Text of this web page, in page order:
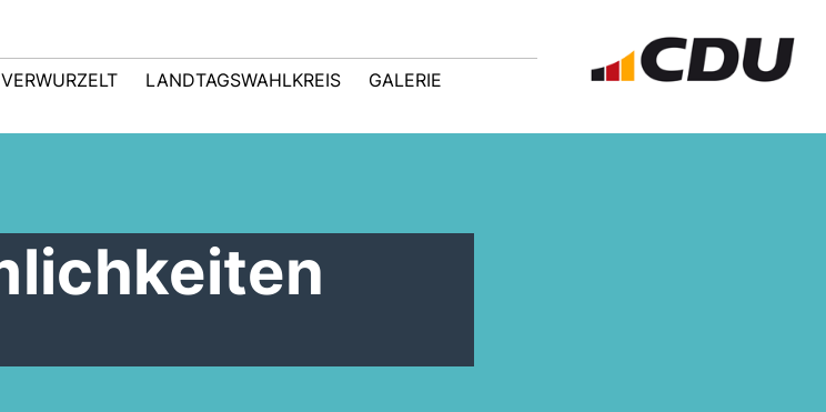
VERWURZELT LANDTAGSWAHLKREIS
GALERIE